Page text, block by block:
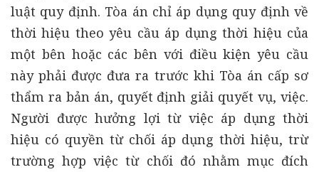
luật quy định. Tòa án chỉ áp dụng quy định về
thời hiệu theo yêu cầu áp dụng thời hiệu của
một bên hoặc các bên với điều kiện yêu cầu
này phải được đưa ra trước khi Tòa án cấp sơ
thẩm ra bản án, quyết định giải quyết vụ, việc.
Người được hưởng lợi từ việc áp dụng thời
hiệu có quyền từ chối áp dụng thời hiệu, trừ
trường hợp việc từ chối đó nhằm mục đích